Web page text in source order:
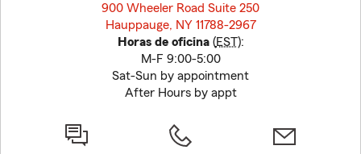
900 Wheeler Road Suite 250
Hauppauge, NY 11788-2967
Horas de oficina(EST):
M-F 9:00-5:00
Sat-Sun by appointment
After Hours by appt